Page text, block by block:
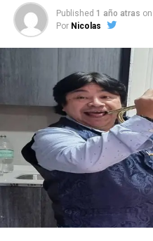
Published 1 año atras on
Por Nicolas